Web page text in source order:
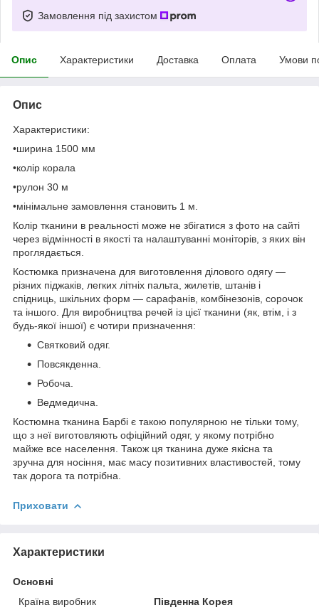
Замовлення під захистом
Опис Характеристики Доставка Оплата Умови
Опис
Характеристики:
•ширина 1500 мм
•колір корала
•рулон 30 м
•мінімальне замовлення становить 1 м.
Колір тканини в реальності може не збігатися з фото на сайті
через відмінності в якості та налаштуванні моніторів, з яких він
проглядається.
Костюмка призначена для виготовлення ділового одягу —
різних піджаків, легких літніх пальта, жилетів, штанів і
спідниць, шкільних форм — сарафанів, комбінезонів, сорочок
та іншого. Для виробництва речей із цієї тканини (як, втім, і з
будь-якої іншої) є чотири призначення:
Святковий одяг.
Повсякденна.
Робоча.
Ведмедична.
Костюмна тканина Барбі є такою популярною не тільки тому,
що з неї виготовляють офіційний одяг, у якому потрібно
майже все населення. Також ця тканина дуже якісна та
зручна для носіння, має масу позитивних властивостей, тому
так дорога та потрібна.
Приховати
Характеристики
Основні
Країна виробник
Південна Корея